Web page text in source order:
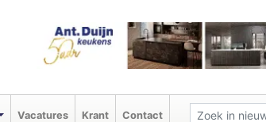
Vacatures Krant Contact